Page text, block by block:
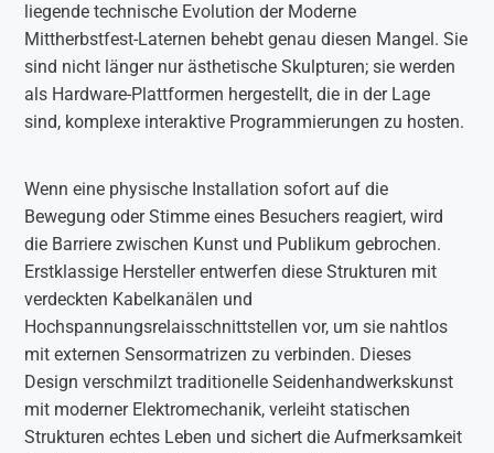
liegende technische Evolution der Moderne
Mittherbstfest-Laternen behebt genau diesen Mangel. Sie
sind nicht länger nur ästhetische Skulpturen; sie werden
als Hardware-Plattformen hergestellt, die in der Lage
sind, komplexe interaktive Programmierungen zu hosten.
Wenn eine physische Installation sofort auf die
Bewegung oder Stimme eines Besuchers reagiert, wird
die Barriere zwischen Kunst und Publikum gebrochen.
Erstklassige Hersteller entwerfen diese Strukturen mit
verdeckten Kabelkanälen und
Hochspannungsrelaisschnittstellen vor, um sie nahtlos
mit externen Sensormatrizen zu verbinden. Dieses
Design verschmilzt traditionelle Seidenhandwerkskunst
mit moderner Elektromechanik, verleiht statischen
Strukturen echtes Leben und sichert die Aufmerksamkeit